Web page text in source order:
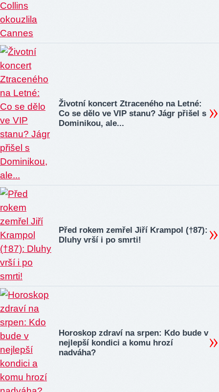
Životní koncert Ztraceného na Letné:
Co se dělo ve VIP stanu? Jágr přišel s
Dominikou, ale...
Před rokem zemřel Jiří Krampol (†87):
Dluhy vrší i po smrti!
Horoskop zdraví na srpen: Kdo bude v
nejlepší kondici a komu hrozí
nadváha?